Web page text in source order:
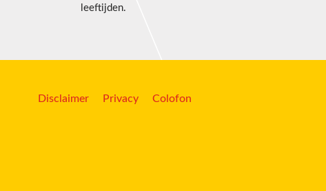
leeftijden.
Disclaimer Privacy Colofon